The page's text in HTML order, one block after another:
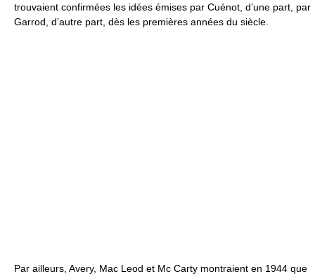
trouvaient confirmées les idées émises par Cuénot, d’une part, par
Garrod, d’autre part, dès les premières années du siècle.
Par ailleurs, Avery, Mac Leod et Mc Carty montraient en 1944 que